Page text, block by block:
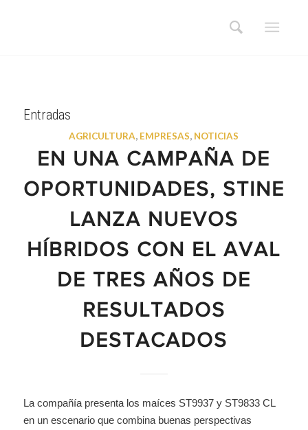
Entradas
AGRICULTURA, EMPRESAS, NOTICIAS
EN UNA CAMPAÑA DE
OPORTUNIDADES, STINE
LANZA NUEVOS
HÍBRIDOS CON EL AVAL
DE TRES AÑOS DE
RESULTADOS
DESTACADOS
La compañía presenta los maíces ST9937 y ST9833 CL
en un escenario que combina buenas perspectivas